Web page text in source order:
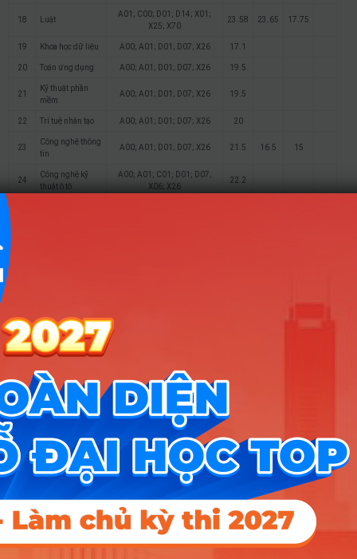
18 Luật
A01; C00; D01; D14; X01;
X25; X70
23.58 23.65 17.75
19 Khoa học dữ liệu A00; A01; D01; D07; X26 17.1
20 Toán ứng dụng A00; A01; D01; D07; X26 19.5
21
Kỹ thuật phần
mềm
A00; A01; D01; D07; X26 19.5
22 Trí tuệ nhân tạo A00; A01; D01; D07; X26 20
23
Công nghệ thông
tin
A00; A01; D01; D07; X26 21.5 16.5 15
24
Công nghệ kỹ
thuật ô tô
A00; A01; C01; D01; D07;
X06; X26
22.2
28 Kỹ thuật điện
29
Kỹ thuật điện tử
30
Kỹ thuật điều
khiển và Tự động
hóa
A00; A01; C01; D01; D07;
X06; X26
dựng
A00; A01; C01; D01; D07;
X06; X26
Công tác xã hội
C00; C03; C04; D01; D14;
X01; X70; X78
23.7 20.25 15
20.25
33
Quản trị dịch vụ
du lịch và lữ
A00; A01; D01; D04; D09;
X01; X17; X21; X25; X78
22.25 19.85 17.75